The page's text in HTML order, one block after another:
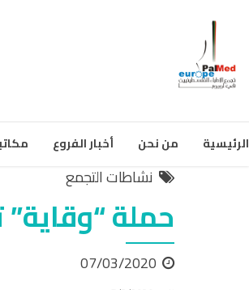
الرئيسية من نحن أخبار الفروع
نشاطات التجمع
حملة
07/03/2020